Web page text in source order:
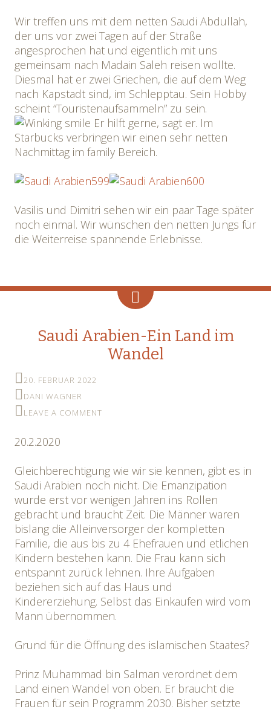
Wir treffen uns mit dem netten Saudi Abdullah,
der uns vor zwei Tagen auf der Straße
angesprochen hat und eigentlich mit uns
gemeinsam nach Madain Saleh reisen wollte.
Diesmal hat er zwei Griechen, die auf dem Weg
nach Kapstadt sind, im Schlepptau. Sein Hobby
scheint “Touristenaufsammeln” zu sein.
Er hilft gerne, sagt er. Im
Starbucks verbringen wir einen sehr netten
Nachmittag im family Bereich.
Vasilis und Dimitri sehen wir ein paar Tage später
noch einmal. Wir wünschen den netten Jungs für
die Weiterreise spannende Erlebnisse.
Saudi Arabien-Ein Land im
Wandel
20. FEBRUAR 2022
DANI WAGNER
LEAVE A COMMENT
20.2.2020
Gleichberechtigung wie wir sie kennen, gibt es in
Saudi Arabien noch nicht. Die Emanzipation
wurde erst vor wenigen Jahren ins Rollen
gebracht und braucht Zeit. Die Männer waren
bislang die Alleinversorger der kompletten
Familie, die aus bis zu 4 Ehefrauen und etlichen
Kindern bestehen kann. Die Frau kann sich
entspannt zurück lehnen. Ihre Aufgaben
beziehen sich auf das Haus und
Kindererziehung. Selbst das Einkaufen wird vom
Mann übernommen.
Grund für die Öffnung des islamischen Staates?
Prinz Muhammad bin Salman verordnet dem
Land einen Wandel von oben. Er braucht die
Frauen für sein Programm 2030. Bisher setzte